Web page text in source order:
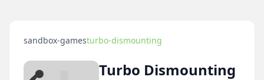
sandbox-gamesturbo-dismounting
Turbo Dismounting